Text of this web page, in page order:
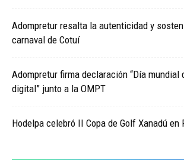
Adompretur resalta la autenticidad y
carnaval de Cotuí
Adompretur firma declaración “Día mundial
digital” junto a la OMPT
Hodelpa celebró II Copa de Golf Xanadú en